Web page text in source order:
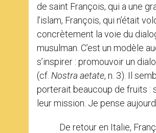
de saint François, qui a une
l’islam, François, qui n’était
concrètement la voie du
musulman. C’est un modèle
s’inspirer : promouvoir un
(cf. Nostra aetate, n. 3). Il
porterait beaucoup de fruits :
leur mission. Je pense
De retour en Italie,